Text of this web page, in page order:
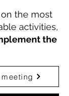
on the most
activities,
the